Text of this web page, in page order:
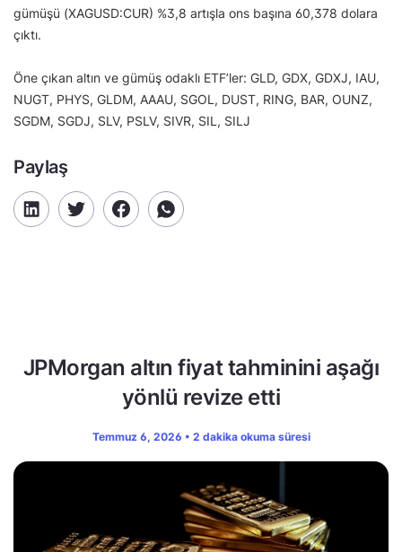
gümüşü (XAGUSD:CUR) %3,8 artışla ons başına 60,378 dolara
çıktı.
Öne çıkan altın ve gümüş odaklı ETF’ler: GLD, GDX, GDXJ, IAU,
NUGT, PHYS, GLDM, AAAU, SGOL, DUST, RING, BAR, OUNZ,
SGDM, SGDJ, SLV, PSLV, SIVR, SIL, SILJ
Paylaş
JPMorgan altın fiyat tahminini aşağı
yönlü revize etti
Temmuz 6, 2026 • 2 dakika okuma süresi